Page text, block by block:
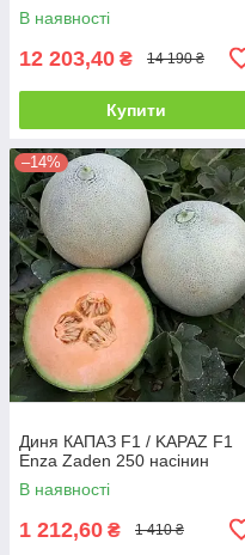
В наявності
12 203,40 ₴ 14 190 ₴
Купити
–14%
Диня КАПАЗ F1 / KAPAZ F1
Enza Zaden 250 насінин
В наявності
1 212,60 ₴ 1 410 ₴